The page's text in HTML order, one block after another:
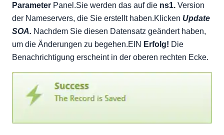
Parameter Panel.Sie werden das auf die ns1. Version
der Nameservers, die Sie erstellt haben.Klicken Update
SOA. Nachdem Sie diesen Datensatz geändert haben,
um die Änderungen zu begehen.EIN Erfolg! Die
Benachrichtigung erscheint in der oberen rechten Ecke.